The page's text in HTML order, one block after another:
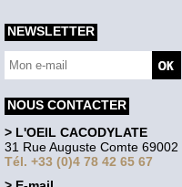
NEWSLETTER
NOUS CONTACTER
> L'OEIL CACODYLATE
31 Rue Auguste Comte 69002
Tél. +33 (0)4 78 42 65 67